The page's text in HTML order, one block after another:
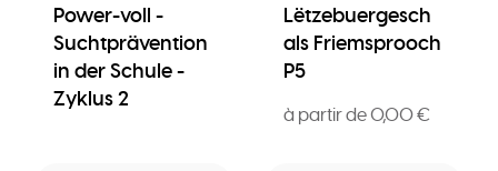
Power-voll -
Suchtprävention
in der Schule -
Zyklus 2
Lëtzebuergesch
als Friemsprooch
P5
à partir de 0,00 €